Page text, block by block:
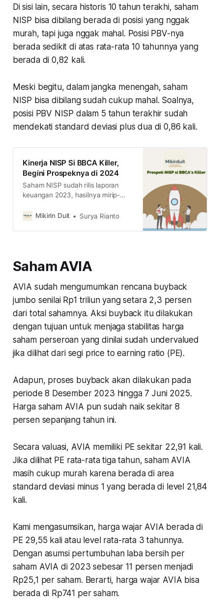
Di sisi lain, secara historis 10 tahun terakhi, saham
NISP bisa dibilang berada di posisi yang nggak
murah, tapi juga nggak mahal. Posisi PBV-nya
berada sedikit di atas rata-rata 10 tahunnya yang
berada di 0,82 kali.
Meski begitu, dalam jangka menengah, saham
NISP bisa dibilang sudah cukup mahal. Soalnya,
posisi PBV NISP dalam 5 tahun terakhir sudah
mendekati standard deviasi plus dua di 0,86 kali.
Kinerja NISP Si BBCA Killer,
Begini Prospeknya di 2024
Saham NISP sudah rilis laporan
keuangan 2023, hasilnya mirip-
Kalau begitu, lebih oke koleksi
Mikirin Duit Surya Rianto
Saham AVIA
AVIA sudah mengumumkan rencana buyback
jumbo senilai Rp1 triliun yang setara 2,3 persen
dari total sahamnya. Aksi buyback itu dilakukan
dengan tujuan untuk menjaga stabilitas harga
saham perseroan yang dinilai sudah undervalued
jika dilihat dari segi price to earning ratio (PE).
Adapun, proses buyback akan dilakukan pada
periode 8 Desember 2023 hingga 7 Juni 2025.
Harga saham AVIA pun sudah naik sekitar 8
persen sepanjang tahun ini.
Secara valuasi, AVIA memiliki PE sekitar 22,91 kali.
Jika dilihat PE rata-rata tiga tahun, saham AVIA
masih cukup murah karena berada di area
standard deviasi minus 1 yang berada di level 21,84
kali.
Kami mengasumsikan, harga wajar AVIA berada di
PE 29,55 kali atau level rata-rata 3 tahunnya.
Dengan asumsi pertumbuhan laba bersih per
saham AVIA di 2023 sebesar 11 persen menjadi
Rp25,1 per saham. Berarti, harga wajar AVIA bisa
berada di Rp741 per saham.